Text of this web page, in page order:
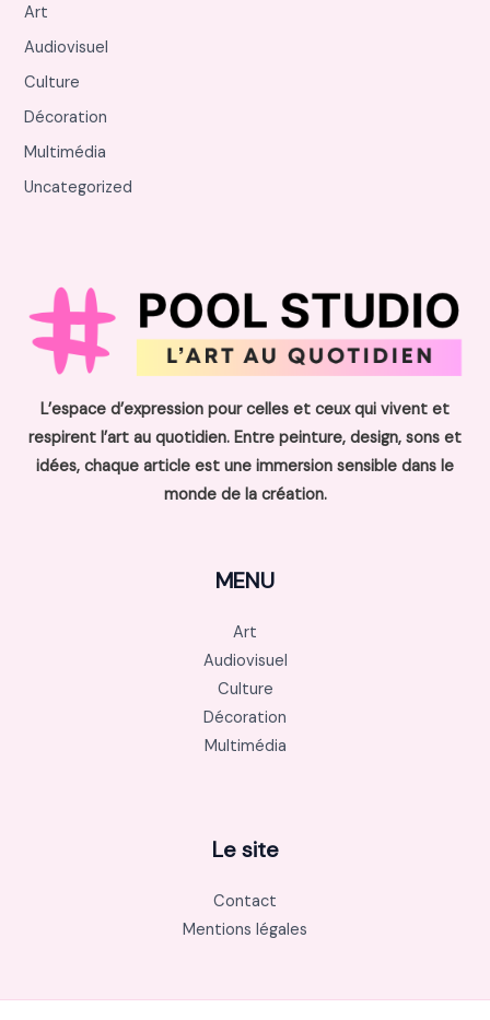
Art
Audiovisuel
Culture
Décoration
Multimédia
Uncategorized
L’espace d’expression pour celles et ceux qui vivent et
respirent l’art au quotidien. Entre peinture, design, sons et
idées, chaque article est une immersion sensible dans le
monde de la création.
MENU
Art
Audiovisuel
Culture
Décoration
Multimédia
Le site
Contact
Mentions légales